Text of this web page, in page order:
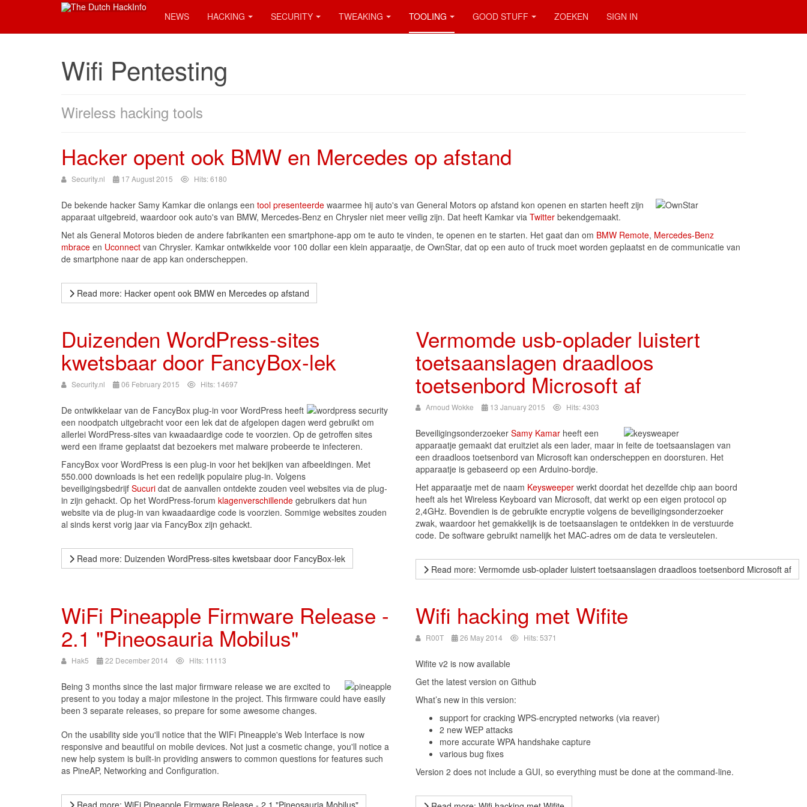
NEWS HACKING SECURITY TWEAKING TOOLING GOOD STUFF ZOEKEN SIGN IN
Wifi Pentesting
Wireless hacking tools
Hacker opent ook BMW en Mercedes op afstand
Security.nl 17 August 2015 Hits: 6180
De bekende hacker Samy Kamkar die onlangs een tool presenteerde waarmee hij auto's van General Motors op afstand kon openen en starten heeft zijn
apparaat uitgebreid, waardoor ook auto's van BMW, Mercedes-Benz en Chrysler niet meer veilig zijn. Dat heeft Kamkar via Twitter bekendgemaakt.
Net als General Motoros bieden de andere fabrikanten een smartphone-app om te auto te vinden, te openen en te starten. Het gaat dan om BMW Remote, Mercedes-Benz
mbrace en Uconnect van Chrysler. Kamkar ontwikkelde voor 100 dollar een klein apparaatje, de OwnStar, dat op een auto of truck moet worden geplaatst en de communicatie van
de smartphone naar de app kan onderscheppen.
Read more: Hacker opent ook BMW en Mercedes op afstand
Duizenden WordPress-sites
kwetsbaar door FancyBox-lek
Security.nl 06 February 2015 Hits: 14697
De ontwikkelaar van de FancyBox plug-in voor WordPress heeft
een noodpatch uitgebracht voor een lek dat de afgelopen dagen werd gebruikt om
allerlei WordPress-sites van kwaadaardige code te voorzien. Op de getroffen sites
werd een iframe geplaatst dat bezoekers met malware probeerde te infecteren.
FancyBox voor WordPress is een plug-in voor het bekijken van afbeeldingen. Met
550.000 downloads is het een redelijk populaire plug-in. Volgens
beveiligingsbedrijf Sucuri dat de aanvallen ontdekte zouden veel websites via de plug-
in zijn gehackt. Op het WordPress-forum klagenverschillende gebruikers dat hun
website via de plug-in van kwaadaardige code is voorzien. Sommige websites zouden
al sinds kerst vorig jaar via FancyBox zijn gehackt.
Read more: Duizenden WordPress-sites kwetsbaar door FancyBox-lek
Vermomde usb-oplader luistert
toetsaanslagen draadloos
toetsenbord Microsoft af
Arnoud Wokke 13 January 2015 Hits: 4303
Beveiligingsonderzoeker Samy Kamar heeft een
apparaatje gemaakt dat eruitziet als een lader, maar in feite de toetsaanslagen van
een draadloos toetsenbord van Microsoft kan onderscheppen en doorsturen. Het
apparaatje is gebaseerd op een Arduino-bordje.
Het apparaatje met de naam Keysweeper werkt doordat het dezelfde chip aan boord
heeft als het Wireless Keyboard van Microsoft, dat werkt op een eigen protocol op
2,4GHz. Bovendien is de gebruikte encryptie volgens de beveiligingsonderzoeker
zwak, waardoor het gemakkelijk is de toetsaanslagen te ontdekken in de verstuurde
code. De software gebruikt namelijk het MAC-adres om de data te versleutelen.
Read more: Vermomde usb-oplader luistert toetsaanslagen draadloos toetsenbord Microsoft af
WiFi Pineapple Firmware Release -
2.1 "Pineosauria Mobilus"
Hak5 22 December 2014 Hits: 11113
Being 3 months since the last major firmware release we are excited to
present to you today a major milestone in the project. This firmware could have easily
been 3 separate releases, so prepare for some awesome changes.
On the usability side you'll notice that the WIFi Pineapple's Web Interface is now
responsive and beautiful on mobile devices. Not just a cosmetic change, you'll notice a
new help system is built-in providing answers to common questions for features such
as PineAP, Networking and Configuration.
Read more: WiFi Pineapple Firmware Release - 2.1 "Pineosauria Mobilus"
Wifi hacking met Wifite
R00T 26 May 2014 Hits: 5371
Wifite v2 is now available
Get the latest version on Github
What’s new in this version:
support for cracking WPS-encrypted networks (via reaver)
2 new WEP attacks
more accurate WPA handshake capture
various bug fixes
Version 2 does not include a GUI, so everything must be done at the command-line.